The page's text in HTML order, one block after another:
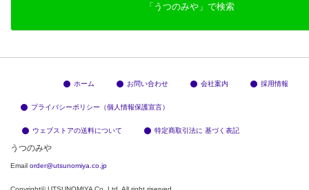
「うつのみや」で検索
ホーム お問い合わせ 会社案内 採用情報
プライバシーポリシー（個人情報保護宣言）
ウェブストアの送料について 特定商取引法に 基づく表記
うつのみや
Email order@utsunomiya.co.jp